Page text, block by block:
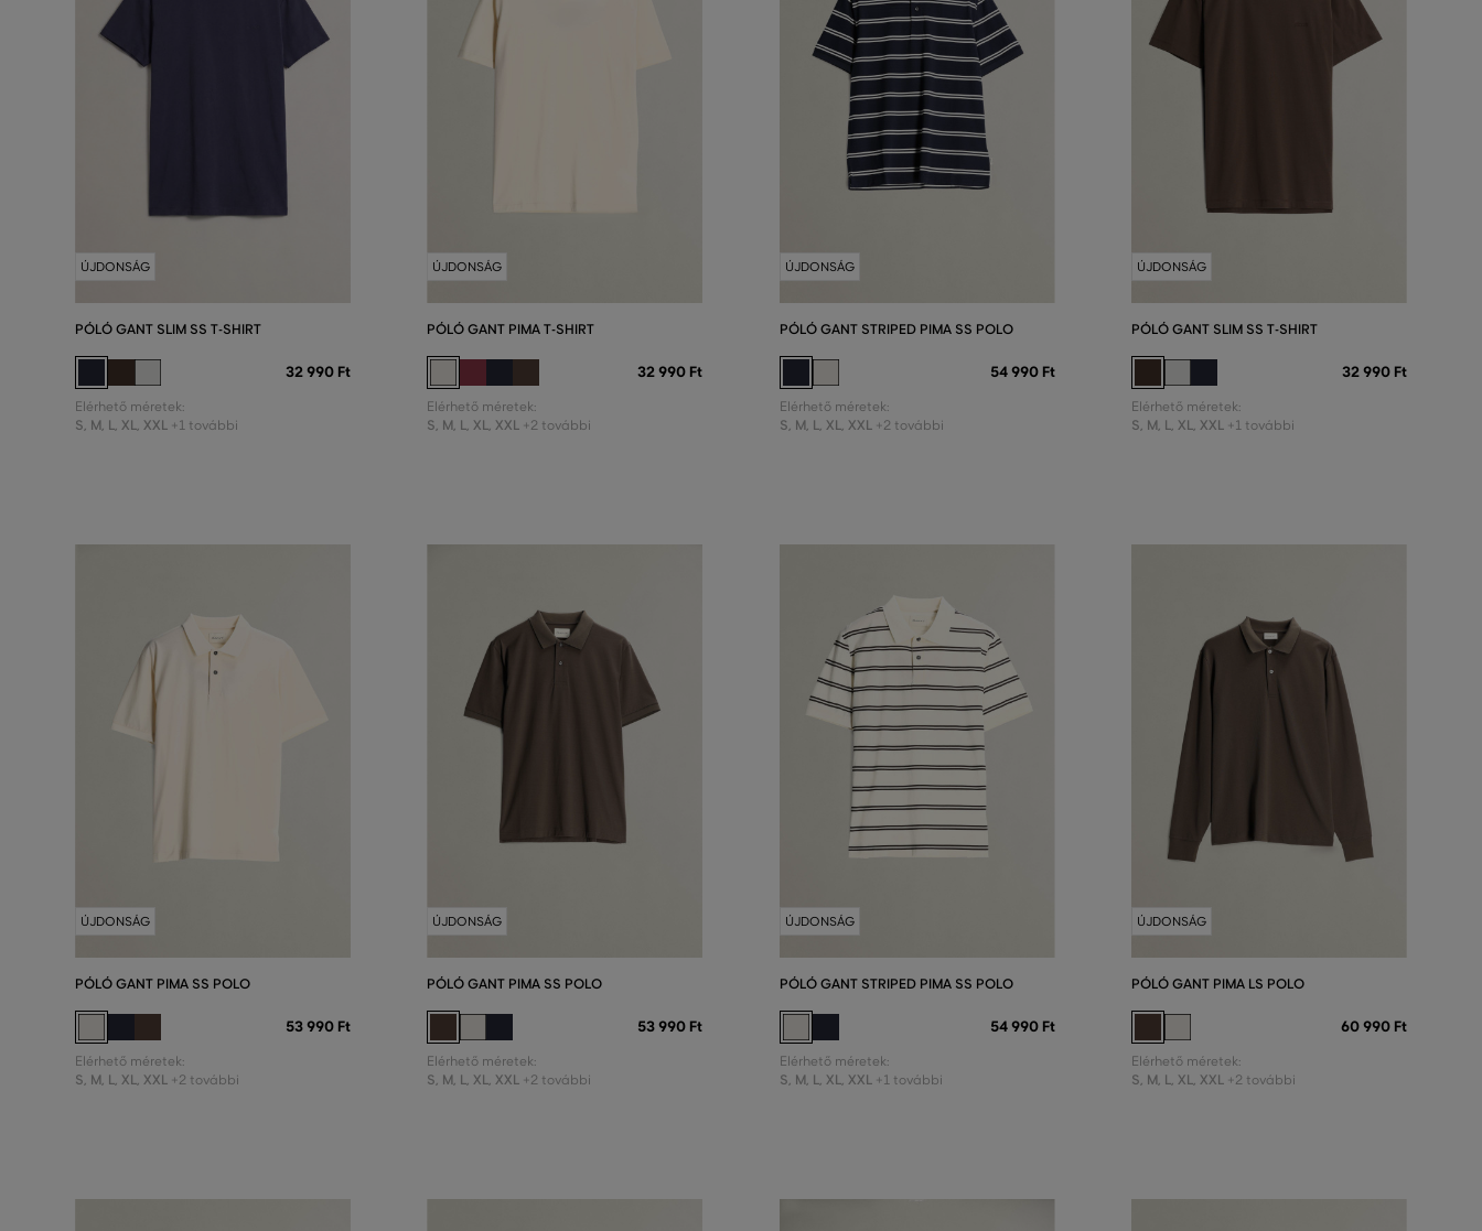
ÚJDONSÁG
PÓLÓ GANT SLIM SS T-SHIRT
32 990 Ft
Elérhető méretek:
S, M, L, XL, XXL +1 további
ÚJDONSÁG
PÓLÓ GANT PIMA T-SHIRT
32 990 Ft
Elérhető méretek:
S, M, L, XL, XXL +2 további
ÚJDONSÁG
PÓLÓ GANT STRIPED PIMA SS POLO
54 990 Ft
Elérhető méretek:
S, M, L, XL, XXL +2 további
ÚJDONSÁG
PÓLÓ GANT SLIM SS T-SHIRT
32 990 Ft
Elérhető méretek:
S, M, L, XL, XXL +1 további
ÚJDONSÁG
PÓLÓ GANT PIMA SS POLO
53 990 Ft
Elérhető méretek:
S, M, L, XL, XXL +2 további
ÚJDONSÁG
PÓLÓ GANT PIMA SS POLO
53 990 Ft
Elérhető méretek:
S, M, L, XL, XXL +2 további
ÚJDONSÁG
PÓLÓ GANT STRIPED PIMA SS POLO
54 990 Ft
Elérhető méretek:
S, M, L, XL, XXL +1 további
ÚJDONSÁG
PÓLÓ GANT PIMA LS POLO
60 990 Ft
Elérhető méretek:
S, M, L, XL, XXL +2 további